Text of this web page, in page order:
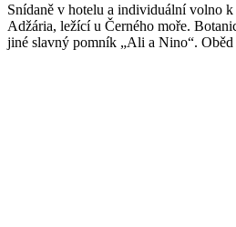
Snídaně v hotelu a individuální volno
Adžária, ležící u Černého moře.
jiné slavný pomník „Ali a Nino“.